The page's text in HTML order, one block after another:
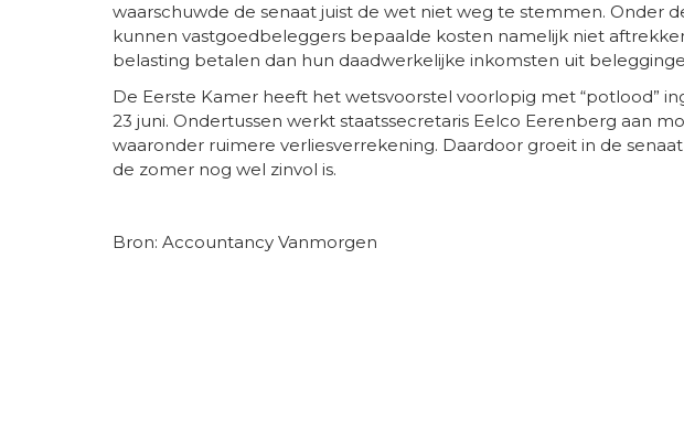
waarschuwde de senaat juist de wet niet weg te stemmen. Onder
kunnen vastgoedbeleggers bepaalde kosten namelijk niet
belasting betalen dan hun daadwerkelijke inkomsten uit
De Eerste Kamer heeft het wetsvoorstel voorlopig met “potlood”
23 juni. Ondertussen werkt staatssecretaris Eelco Eerenberg aan
waaronder ruimere verliesverrekening. Daardoor groeit in de
de zomer nog wel zinvol is.
Bron: Accountancy Vanmorgen